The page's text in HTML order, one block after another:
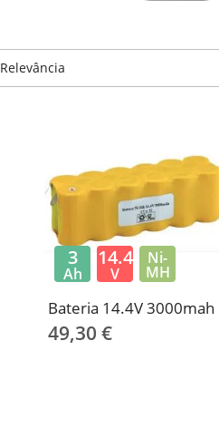
Relevância
Bateria 14.4V 3000mah
49,30 €
3
Ah
14.4
V
Ni-
MH